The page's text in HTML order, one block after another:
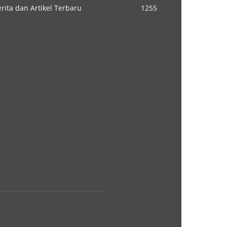
dan Artikel Terbaru 1255